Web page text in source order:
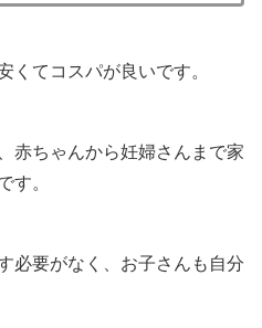
くてコスパが良いです。
赤ちゃんから妊婦さんまで家
す。
必要がなく、お子さんも自分